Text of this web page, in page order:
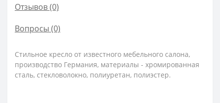
Отзывов (0)
Вопросы (0)
Стильное кресло от известного мебельного салона,
производство Германия, материалы - хромированная
сталь, стекловолокно, полиуретан, полиэстер.